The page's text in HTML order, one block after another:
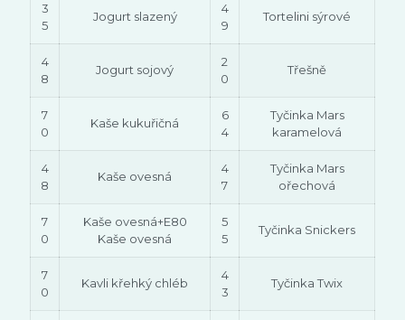
3
5
Jogurt slazený
4
9
Tortelini sýrové
4
8
Jogurt sojový
2
0
Třešně
7
0
Kaše kukuřičná
6
4
Tyčinka Mars
karamelová
4
8
Kaše ovesná
4
7
Tyčinka Mars
ořechová
7
0
Kaše ovesná+E80
Kaše ovesná
5
5
Tyčinka Snickers
7
0
Kavli křehký chléb
4
3
Tyčinka Twix